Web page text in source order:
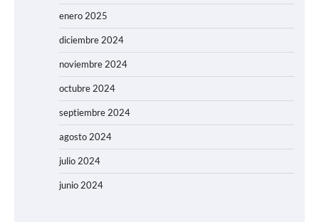
enero 2025
diciembre 2024
noviembre 2024
octubre 2024
septiembre 2024
agosto 2024
julio 2024
junio 2024